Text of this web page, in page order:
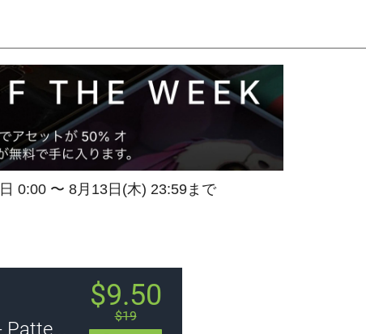
0:00 〜 8月13日(木) 23:59まで